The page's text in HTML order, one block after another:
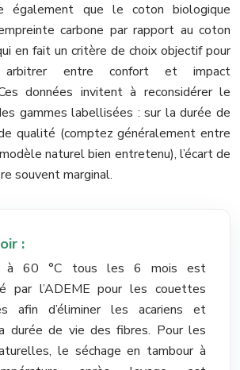
également que le coton biologique
carbone par rapport au coton
en fait un critère de choix objectif pour
entre confort et impact
données invitent à reconsidérer le
gammes labellisées : sur la durée de
qualité (comptez généralement entre
naturel bien entretenu), l’écart de
souvent marginal.
:
à 60 °C tous les 6 mois est
par l’ADEME pour les couettes
afin d’éliminer les acariens et
durée de vie des fibres. Pour les
le séchage en tambour à